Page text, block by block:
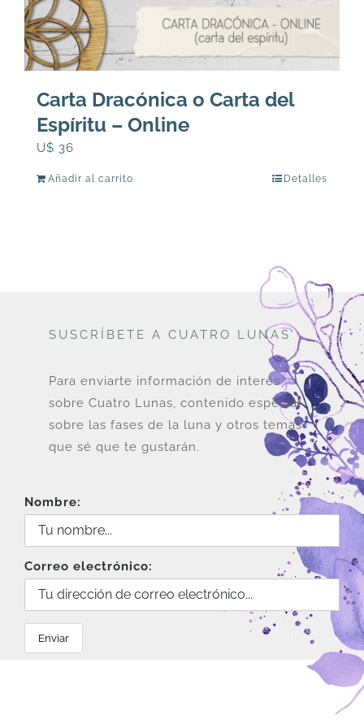
producto
Carta Dracónica o Carta del
Espíritu – Online
U$ 36
Añadir al carrito Detalles
SUSCRÍBETE A CUATRO LUNAS
Para enviarte información de interés
sobre Cuatro Lunas, contenido especial
sobre las fases de la luna y otros temas
que sé que te gustarán.
Nombre:
Correo electrónico: